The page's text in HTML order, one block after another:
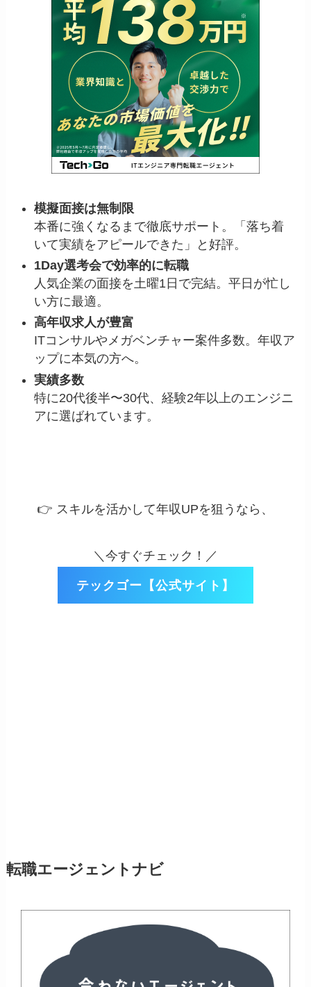
模擬面接は無制限
本番に強くなるまで徹底サポート。「落ち着
いて実績をアピールできた」と好評。
1Day選考会で効率的に転職
人気企業の面接を土曜1日で完結。平日が忙し
い方に最適。
高年収求人が豊富
ITコンサルやメガベンチャー案件多数。年収ア
ップに本気の方へ。
実績多数
特に20代後半〜30代、経験2年以上のエンジニ
アに選ばれています。
👉 スキルを活かして年収UPを狙うなら、
＼今すぐチェック！／
テックゴー【公式サイト】
転職エージェントナビ